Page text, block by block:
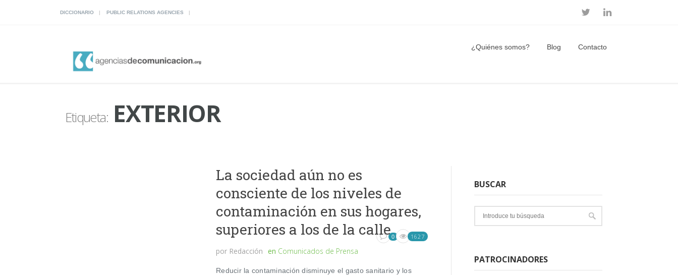
DICCIONARIO PUBLIC RELATIONS AGENCIES
¿Quiénes somos? Blog Contacto
Etiqueta:EXTERIOR
La sociedad aún no es
consciente de los niveles de
contaminación en sus hogares,
superiores a los de la calle
por Redacción en Comunicados de Prensa
0 1627
Reducir la contaminación disminuye el gasto sanitario y los
BUSCAR
PATROCINADORES